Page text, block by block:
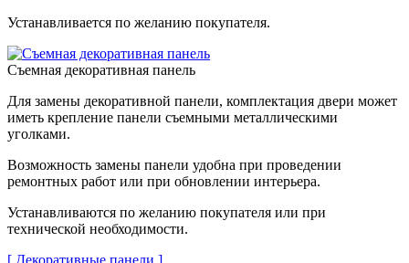
Устанавливается по желанию покупателя.
Съемная декоративная панель
Для замены декоративной панели, комплектация двери может
иметь крепление панели съемными металлическими
уголками.
Возможность замены панели удобна при проведении
ремонтных работ или при обновлении интерьера.
Устанавливаются по желанию покупателя или при
технической необходимости.
[ Декоративные панели ]